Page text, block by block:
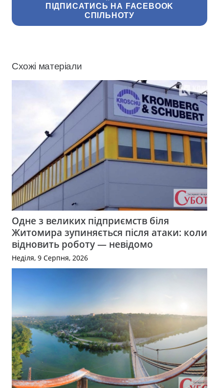
ПІДПИСАТИСЬ НА FACEBOOK
СПІЛЬНОТУ
Схожі матеріали
Одне з великих підприємств біля
Житомира зупиняється після атаки: коли
відновить роботу — невідомо
Неділя, 9 Серпня, 2026